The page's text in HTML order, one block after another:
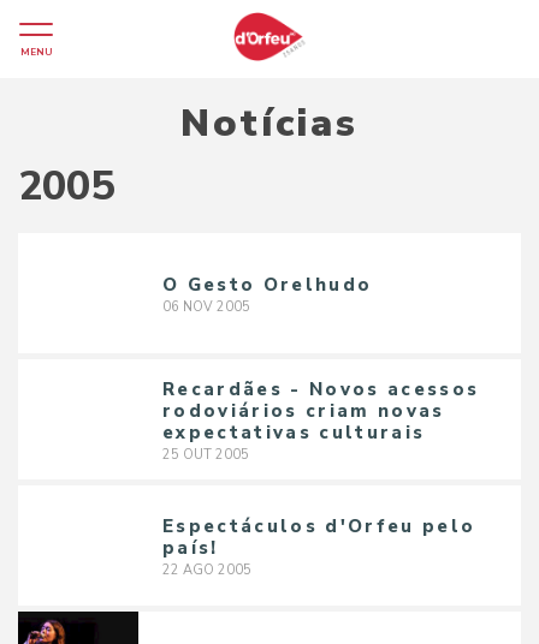
MENU
Notícias
2005
O Gesto Orelhudo
06 NOV 2005
Recardães - Novos acessos
rodoviários criam novas
expectativas culturais
25 OUT 2005
Espectáculos d'Orfeu pelo
país!
22 AGO 2005